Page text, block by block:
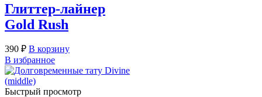
Глиттер-лайнер
Gold Rush
390 ₽ В корзину
В избранное
Быстрый просмотр